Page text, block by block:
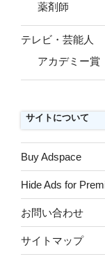
薬剤師
テレビ・芸能人
アカデミー賞
サイトについて
Buy Adspace
Hide Ads for
お問い合わせ
サイトマップ